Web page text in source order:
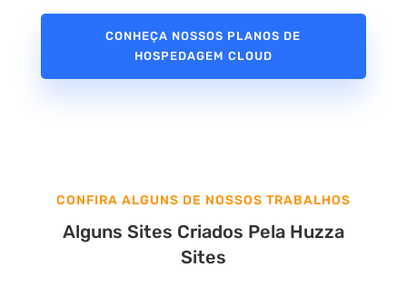
CONHEÇA NOSSOS PLANOS DE
HOSPEDAGEM CLOUD
CONFIRA ALGUNS DE NOSSOS TRABALHOS
Alguns Sites Criados Pela Huzza
Sites